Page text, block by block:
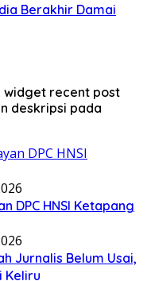
Berakhir Damai
widget recent post
deskripsi pada
DPC HNSI Ketapang
Jurnalis Belum Usai,
Keliru